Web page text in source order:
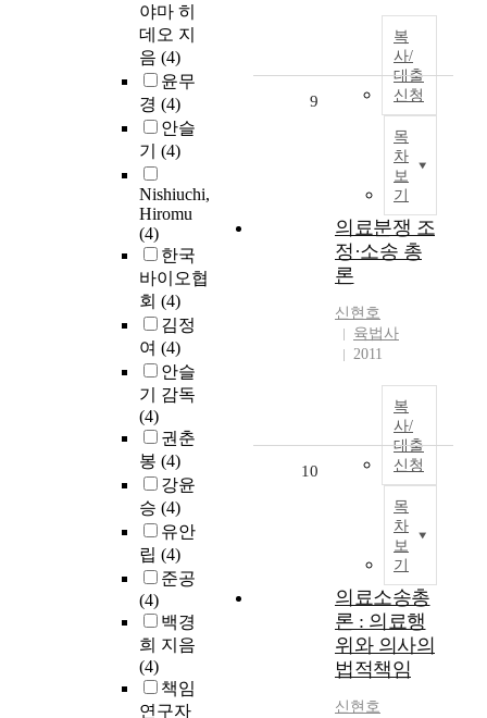
야마 히
데오 지
음 (4)
윤무
경 (4)
안슬
기 (4)
Nishiuchi,
Hiromu
(4)
한국
바이오협
회 (4)
김정
여 (4)
안슬
기 감독
(4)
권춘
봉 (4)
강윤
승 (4)
유안
립 (4)
준공
(4)
백경
희 지음
(4)
책임
연구자
복
사/
대출
신청
목
차
보
기
9
의료분쟁 조
정·소송 총
론
신현호
육법사
2011
복
사/
대출
신청
목
차
보
기
10
의료소송총
론 : 의료행
위와 의사의
법적책임
신현호